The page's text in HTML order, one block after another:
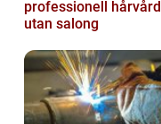
professionell hårvård
utan salong